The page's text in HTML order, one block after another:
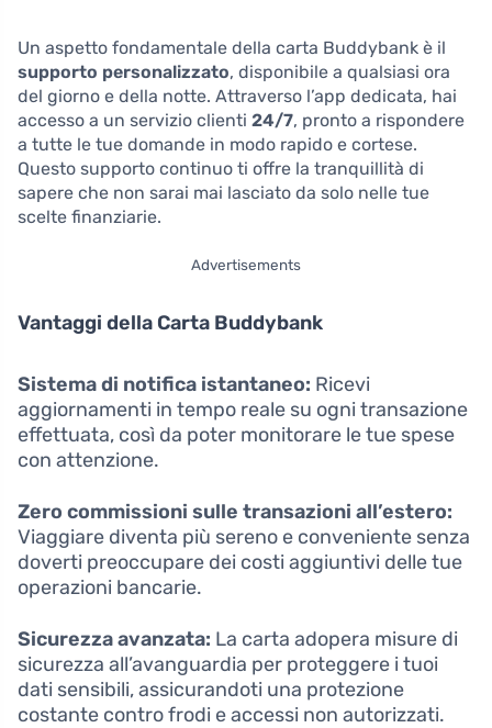
Un aspetto fondamentale della carta Buddybank è il
supporto personalizzato, disponibile a qualsiasi ora
del giorno e della notte. Attraverso l’app dedicata, hai
accesso a un servizio clienti 24/7, pronto a rispondere
a tutte le tue domande in modo rapido e cortese.
Questo supporto continuo ti offre la tranquillità di
sapere che non sarai mai lasciato da solo nelle tue
scelte finanziarie.
Advertisements
Vantaggi della Carta Buddybank
Sistema di notifica istantaneo: Ricevi
aggiornamenti in tempo reale su ogni transazione
effettuata, così da poter monitorare le tue spese
con attenzione.
Zero commissioni sulle transazioni all’estero:
Viaggiare diventa più sereno e conveniente senza
doverti preoccupare dei costi aggiuntivi delle tue
operazioni bancarie.
Sicurezza avanzata: La carta adopera misure di
sicurezza all’avanguardia per proteggere i tuoi
dati sensibili, assicurandoti una protezione
costante contro frodi e accessi non autorizzati.